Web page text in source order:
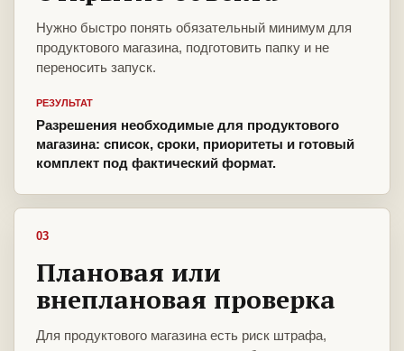
Нужно быстро понять обязательный минимум для
продуктового магазина, подготовить папку и не
переносить запуск.
РЕЗУЛЬТАТ
Разрешения необходимые для продуктового
магазина: список, сроки, приоритеты и готовый
комплект под фактический формат.
03
Плановая или
внеплановая проверка
Для продуктового магазина есть риск штрафа,